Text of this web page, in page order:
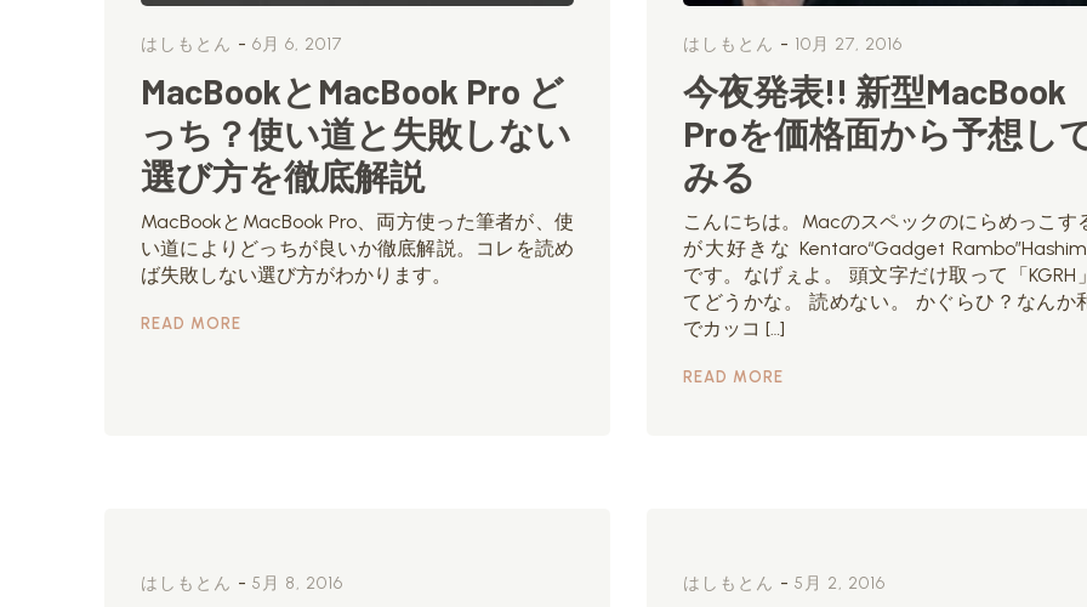
はしもとん - 6月 6, 2017
MacBookとMacBook Pro ど
っち？使い道と失敗しない
選び方を徹底解説
MacBookとMacBook Pro、両方使った筆者が、使
い道によりどっちが良いか徹底解説。コレを読め
ば失敗しない選び方がわかります。
READ MORE
はしもとん - 10月 27, 2016
今夜発表!! 新型MacBook
Proを価格面から予想し
みる
こんにちは。Macのスペックのにらめっこす
が大好きな Kentaro“Gadget
です。なげぇよ。 頭文字だけ取って「KGRH
てどうかな。 読めない。 かぐらひ？なんか
でカッコ […]
READ MORE
はしもとん - 5月 8, 2016 はしもとん - 5月 2, 2016